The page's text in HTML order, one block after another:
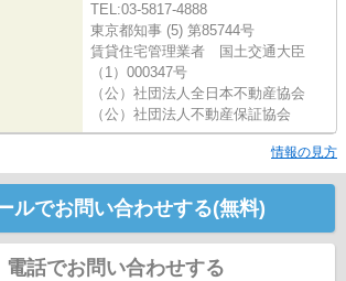
TEL:03-5817-4888
東京都知事 (5) 第85744号
賃貸住宅管理業者 国土交通大臣
（1）000347号
（公）社団法人全日本不動産協会
（公）社団法人不動産保証協会
情報の見方
ルでお問い合わせする(無料)
電話でお問い合わせする